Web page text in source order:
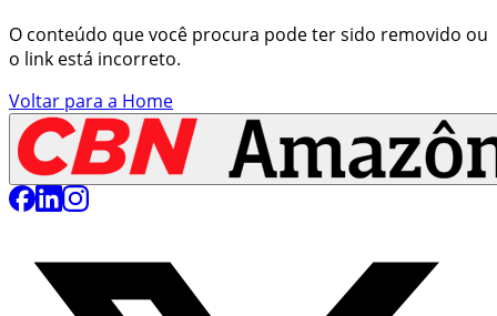
O conteúdo que você procura pode ter sido removido ou
o link está incorreto.
Voltar para a Home